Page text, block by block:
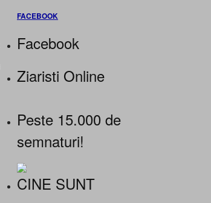
FACEBOOK
Facebook
Ziaristi Online
Peste 15.000 de
semnaturi!
CINE SUNT